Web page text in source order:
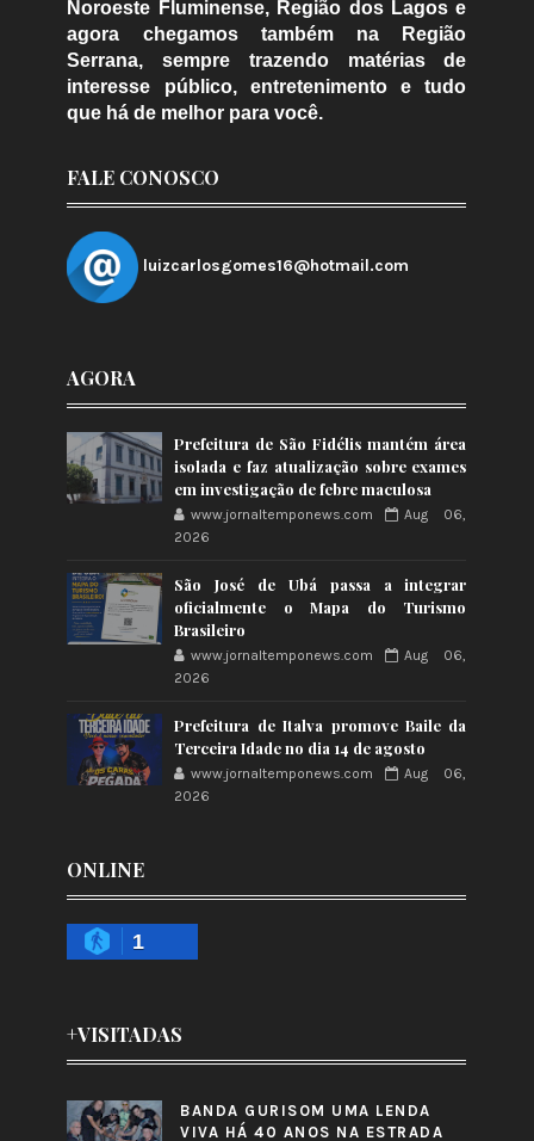
Noroeste Fluminense, Região dos Lagos e
agora chegamos também na Região
Serrana, sempre trazendo matérias de
interesse público, entretenimento e tudo
que há de melhor para você.
FALE CONOSCO
luizcarlosgomes16@hotmail.com
AGORA
Prefeitura de São Fidélis mantém área
isolada e faz atualização sobre exames
em investigação de febre maculosa
www.jornaltemponews.com
Aug 06,
2026
São José de Ubá passa a integrar
oficialmente o Mapa do Turismo
Brasileiro
www.jornaltemponews.com
Aug 06,
2026
Prefeitura de Italva promove Baile da
Terceira Idade no dia 14 de agosto
www.jornaltemponews.com
Aug 06,
2026
ONLINE
1
+VISITADAS
BANDA GURISOM UMA LENDA
VIVA HÁ 40 ANOS NA ESTRADA